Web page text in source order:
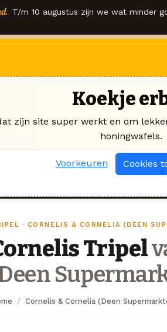
T/m 10 augustus zijn we wat minder
· CORNELIS & CORNELIA (DEEN
Tripel
Cornelis & Cornelia (Deen
Koekje
zijn site super werkt en om
honingwafels.
Voorkeuren Cookies